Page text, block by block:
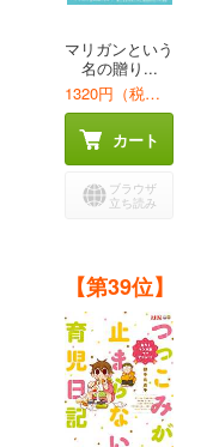
マリガンという
名の贈り...
1320円（税込）
カート
ブラウザ
立ち読み
【第39位】